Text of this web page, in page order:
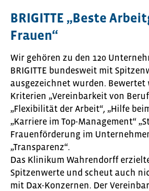
BRIGITTE „Beste
Frauen“
Wir gehören zu den 120
BRIGITTE bundesweit mit
ausgezeichnet wurden. Bewertet
Kriterien „Vereinbarkeit von
„Flexibilität der Arbeit“, „Hilfe
„Karriere im Top-Management“
Frauenförderung im
„Transparenz“.
Das Klinikum Wahrendorff
Spitzenwerte und scheut auch
mit Dax-Konzernen. Der